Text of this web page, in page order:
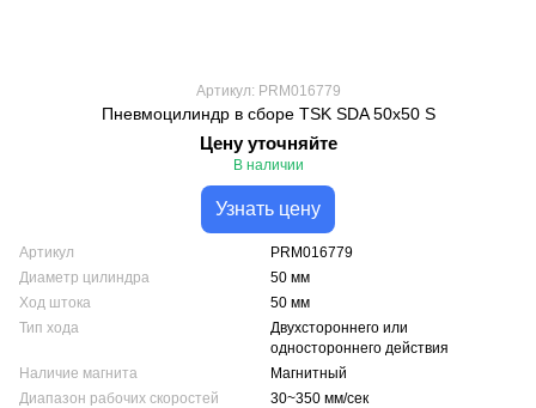
Артикул: PRM016779
Пневмоцилиндр в сборе TSK SDA 50x50 S
Цену уточняйте
В наличии
Узнать цену
Артикул
PRM016779
Диаметр цилиндра
50 мм
Ход штока
50 мм
Тип хода
Двухстороннего или
одностороннего действия
Наличие магнита
Магнитный
Диапазон рабочих скоростей
30~350 мм/сек